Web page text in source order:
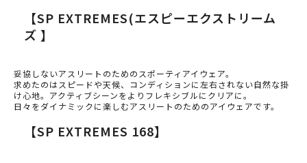
【SP EXTREMES(エスピーエクストリーム
ズ 】
妥協しないアスリートのためのスポーティアイウェア。
求めたのはスピードや天候、コンディションに左右されない自然な掛
け心地。アクティブシーンをよりフレキシブルにクリアに。
日々をダイナミックに楽しむアスリートのためのアイウェアです。
【SP EXTREMES 168】